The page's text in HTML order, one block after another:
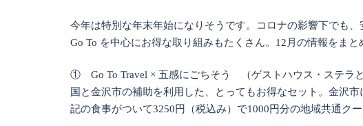
今年は特別な年末年始になりそうです。コロナの影響下でも
Go To を中心にお得な取り組みもたくさん。12月の情報をまと
① Go To Travel × 五感にごちそう （ゲストハウス・ステラと
国と金沢市の補助を利用した、とってもお得なセット。金沢
記の食事がついて3250円（税込み）で1000円分の地域共通クー